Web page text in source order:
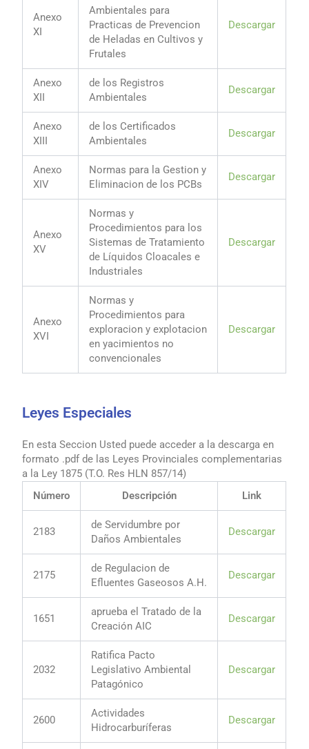
Anexo
XI
Ambientales para
Practicas de Prevencion
de Heladas en Cultivos y
Frutales
Descargar
Anexo
XII
de los Registros
Ambientales
Descargar
Anexo
XIII
de los Certificados
Ambientales
Descargar
Anexo
XIV
Normas para la Gestion y
Eliminacion de los PCBs
Descargar
Anexo
XV
Normas y
Procedimientos para los
Sistemas de Tratamiento
de Líquidos Cloacales e
Industriales
Descargar
Anexo
XVI
Normas y
Procedimientos para
exploracion y explotacion
en yacimientos no
convencionales
Descargar
Leyes Especiales
En esta Seccion Usted puede acceder a la descarga en
formato .pdf de las Leyes Provinciales complementarias
a la Ley 1875 (T.O. Res HLN 857/14)
Número
Descripción Link
2183
de Servidumbre por
Daños Ambientales
Descargar
2175
de Regulacion de
Efluentes Gaseosos A.H.
Descargar
1651
aprueba el Tratado de la
Creación AIC
Descargar
2032
Ratifica Pacto
Legislativo Ambiental
Patagónico
Descargar
2600
Actividades
Hidrocarburíferas
Descargar